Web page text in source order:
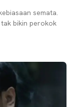
semata.
bikin perokok